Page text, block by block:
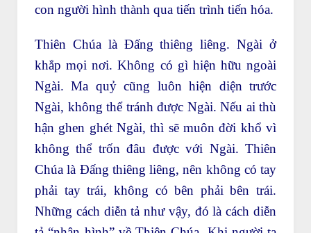
con người hình thành qua tiến trình tiến hóa.
Thiên Chúa là Đấng thiêng liêng. Ngài ở
khắp mọi nơi. Không có gì hiện hữu ngoài
Ngài. Ma quỷ cũng luôn hiện diện trước
Ngài, không thể tránh được Ngài. Nếu ai thù
hận ghen ghét Ngài, thì sẽ muôn đời khổ vì
không thể trốn đâu được với Ngài. Thiên
Chúa là Đấng thiêng liêng, nên không có tay
phải tay trái, không có bên phải bên trái.
Những cách diễn tả như vậy, đó là cách diễn